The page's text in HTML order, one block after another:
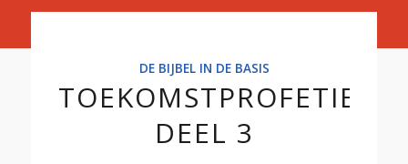
Basis
DE BIJBEL IN DE BASIS
TOEKOMSTPROFETIE
DEEL 3